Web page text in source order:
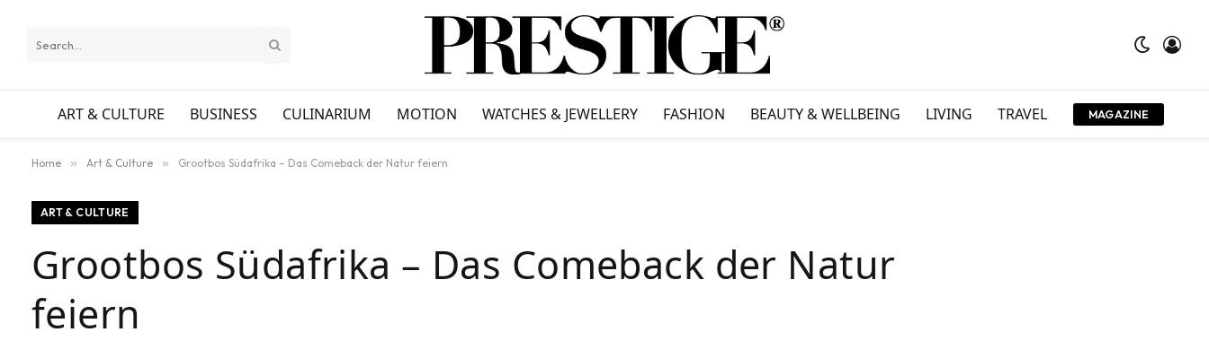
ART & CULTURE BUSINESS CULINARIUM MOTION WATCHES & JEWELLERY FASHION BEAUTY & WELLBEING LIVING TRAVEL MAGAZINE
Home » Art & Culture » Grootbos Südafrika – Das Comeback der Natur feiern
ART & CULTURE
Grootbos Südafrika – Das Comeback der Natur
feiern